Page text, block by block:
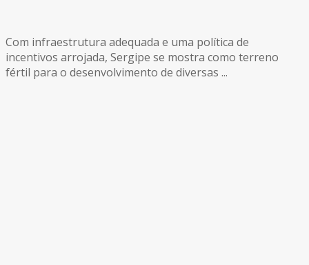
Com infraestrutura adequada e uma política de
incentivos arrojada, Sergipe se mostra como terreno
fértil para o desenvolvimento de diversas ...